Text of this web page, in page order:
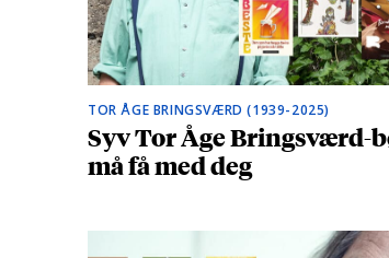
TOR ÅGE BRINGSVÆRD (1939-2025)
Syv Tor Åge Bringsværd-
må få med deg